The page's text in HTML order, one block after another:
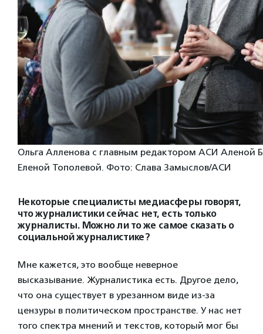
Ольга Алленова с главным редактором АСИ Аленой
Еленой Тополевой. Фото: Слава Замыслов/АСИ
Некоторые специалисты медиасферы говорят,
что журналистики сейчас нет, есть только
журналисты. Можно ли то же самое сказать о
социальной журналистике?
Мне кажется, это вообще неверное
высказывание. Журналистика есть. Другое дело,
что она существует в урезанном виде из-за
цензуры в политическом пространстве. У нас нет
того спектра мнений и текстов, который мог бы